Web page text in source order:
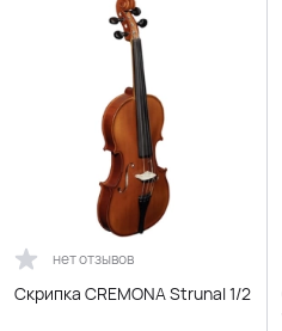
нет отзывов
Скрипка CREMONA Strunal 1/2